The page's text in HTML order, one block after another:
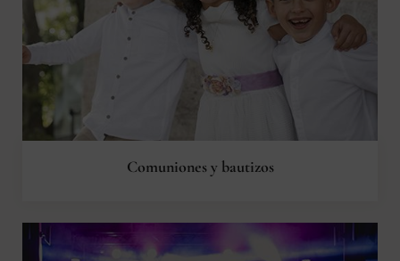
Comuniones y bautizos